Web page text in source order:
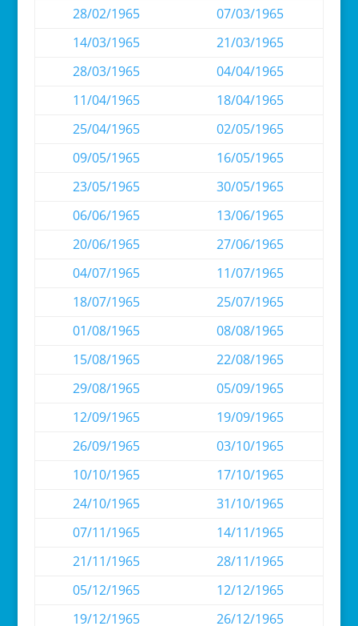
28/02/1965
07/03/1965
14/03/1965
21/03/1965
28/03/1965
04/04/1965
11/04/1965
18/04/1965
25/04/1965
02/05/1965
09/05/1965
16/05/1965
23/05/1965
30/05/1965
06/06/1965
13/06/1965
20/06/1965
27/06/1965
04/07/1965
11/07/1965
18/07/1965
25/07/1965
01/08/1965
08/08/1965
15/08/1965
22/08/1965
29/08/1965
05/09/1965
12/09/1965
19/09/1965
26/09/1965
03/10/1965
10/10/1965
17/10/1965
24/10/1965
31/10/1965
07/11/1965
14/11/1965
21/11/1965
28/11/1965
05/12/1965
12/12/1965
19/12/1965
26/12/1965